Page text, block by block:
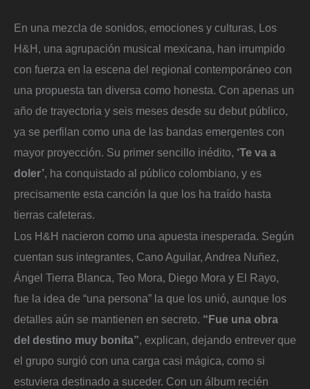
En una mezcla de sonidos, emociones y culturas, Los
H&H, una agrupación musical mexicana, han irrumpido
con fuerza en la escena del regional contemporáneo con
una propuesta tan diversa como honesta. Con apenas un
año de trayectoria y seis meses desde su debut público,
ya se perfilan como una de las bandas emergentes con
mayor proyección. Su primer sencillo inédito, ‘Te va a
doler’, ha conquistado al público colombiano, y es
precisamente esta canción la que los ha traído hasta
tierras cafeteras.
Los H&H nacieron como una apuesta inesperada. Según
cuentan sus integrantes, Cano Aguilar, Andrea Nuñez,
Ángel Tierra Blanca, Teo Mora, Diego Mora y El Rayo,
fue la idea de “una persona” la que los unió, aunque los
detalles aún se mantienen en secreto. “Fue una obra
del destino muy bonita”, explican, dejando entrever que
el grupo surgió con una carga casi mágica, como si
estuviera destinado a suceder. Con un álbum recién